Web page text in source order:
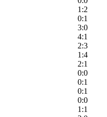
1:2
0:1
3:0
4:1
2:3
1:4
2:1
0:0
0:1
0:1
0:0
1:1